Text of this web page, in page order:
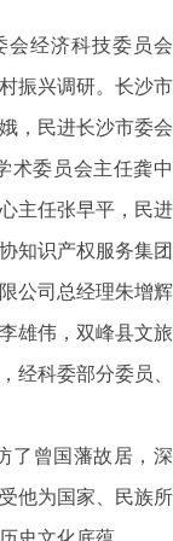
会经济科技委员会
振兴调研。长沙市
，民进长沙市委会
术委员会主任龚中
主任张早平，民进
知识产权服务集团
公司总经理朱增辉
雄伟，双峰县文旅
经科委部分委员、
了曾国藩故居，深
他为国家、民族所